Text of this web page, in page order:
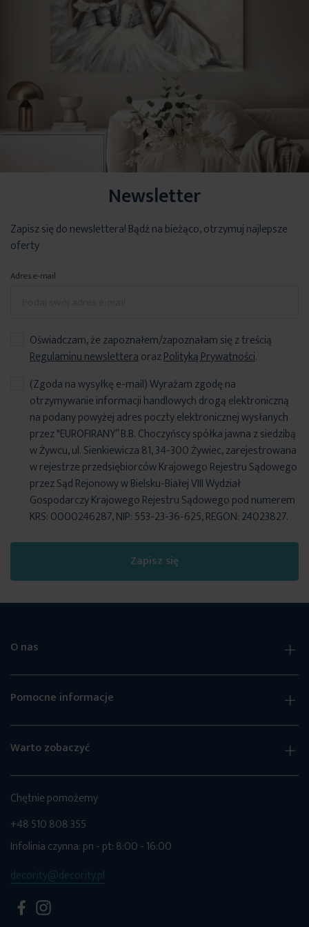
Newsletter
Zapisz się do newslettera! Bądź na bieżąco, otrzymuj najlepsze
oferty
Adres e-mail
Oświadczam, że zapoznałem/zapoznałam się z treścią
Regulaminu newsletteraorazPolityką Prywatności.
Zapisz się
(Zgoda na wysyłkę e-mail) Wyrażam zgodę na
otrzymywanie informacji handlowych drogą elektroniczną
na podany powyżej adres poczty elektronicznej wysłanych
przez "EUROFIRANY” B.B. Choczyńscy spółka jawna z siedzibą
w Żywcu, ul. Sienkiewicza 81, 34-300 Żywiec, zarejestrowana
w rejestrze przedsiębiorców Krajowego Rejestru Sądowego
przez Sąd Rejonowy w Bielsku-Białej VIII Wydział
Gospodarczy Krajowego Rejestru Sądowego pod numerem
KRS: 0000246287, NIP: 553-23-36-625, REGON: 24023827.
O nas
Pomocne informacje
Warto zobaczyć
Chętnie pomożemy
+48 510 808 355
Infolinia czynna: pn - pt: 8:00 - 16:00
decority@decority.pl